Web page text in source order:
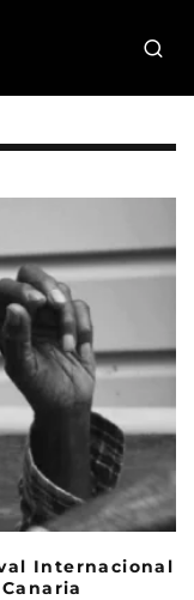
Internacional